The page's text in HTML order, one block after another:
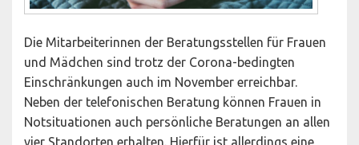
Die Mitarbeiterinnen der Beratungsstellen für Frauen
und Mädchen sind trotz der Corona-bedingten
Einschränkungen auch im November erreichbar.
Neben der telefonischen Beratung können Frauen in
Notsituationen auch persönliche Beratungen an allen
vier Standorten erhalten. Hierfür ist allerdings eine